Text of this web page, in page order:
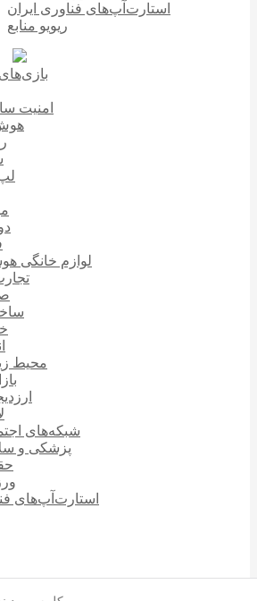
استارت‌آپ‌های فناوری ایران
ریویو منابع
امنیت
لوازم خانگی
محیط
شبکه‌های
پزشکی و
استارت‌آپ‌های